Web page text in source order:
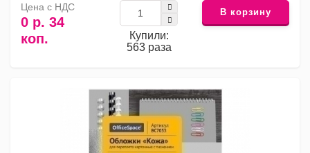
Цена с НДС
0 р. 34
коп.
Купили:
563 раза
В корзину